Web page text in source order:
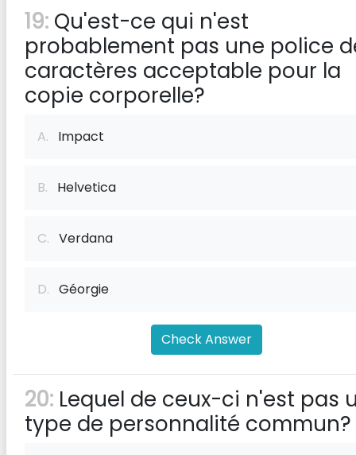
19: Qu'est-ce qui n'est
probablement pas une police
caractères acceptable pour la
copie corporelle?
A. Impact
B. Helvetica
C. Verdana
D. Géorgie
Check Answer
20: Lequel de ceux-ci n'est pas
type de personnalité commun?